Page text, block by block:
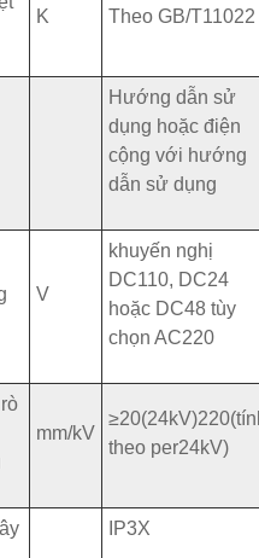
K Theo GB/T11022
Hướng dẫn sử
dụng hoặc điện
cộng với hướng
dẫn sử dụng
V
khuyến nghị
DC110, DC24
hoặc DC48 tùy
chọn AC220
mm/kV
theo per24kV)
IP3X